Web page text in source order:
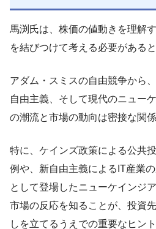
馬渕氏は、株価の値動きを理解
を結びつけて考える必要がある
アダム・スミスの自由競争から
自由主義、そして現代のニュー
の潮流と市場の動向は密接な関係
特に、ケインズ政策による公共
例や、新自由主義によるIT産業
として登場したニューケインジ
市場の反応を知ることが、投資
しを立てるうえでの重要なヒン